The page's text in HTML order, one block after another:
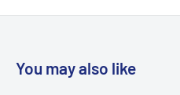
You may also like